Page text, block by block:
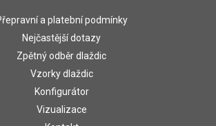
a platební podmínky
Nejčastější dotazy
Zpětný odběr dlaždic
Vzorky dlaždic
Konfigurátor
Vizualizace